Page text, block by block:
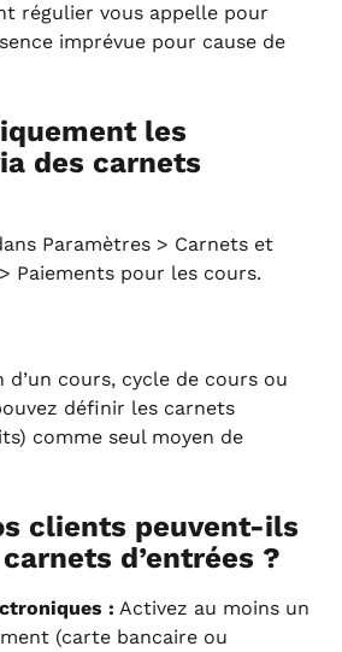
régulier vous appelle pour
imprévue pour cause de
les
des carnets
Paramètres > Carnets et
Paiements pour les cours.
cours, cycle de cours ou
définir les carnets
comme seul moyen de
clients peuvent-ils
d’entrées ?
: Activez au moins un
(carte bancaire ou